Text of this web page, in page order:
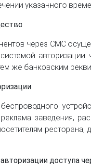
указанного
через СМС
же банковским
заведения,
ресторана,
доступа